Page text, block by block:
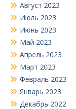
Август 2023
Июль 2023
Июнь 2023
Май 2023
Апрель 2023
Март 2023
Февраль 2023
Январь 2023
Декабрь 2022